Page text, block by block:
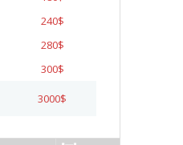
240$
280$
300$
3000$